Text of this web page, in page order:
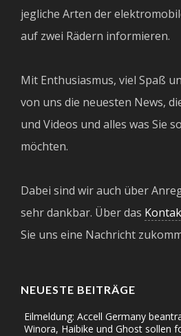
jegliche Arten der
auf zwei Rädern informieren.
Mit Enthusiasmus, viel Spaß
von uns die neuesten News,
und Videos und alles was Sie
möchten.
Dabei sind wir auch über
sehr dankbar. Über das
Sie uns eine Nachricht
NEUESTE BEITRÄGE
Eilmeldung: Accell Germany
Winora, Haibike und Ghost sollen